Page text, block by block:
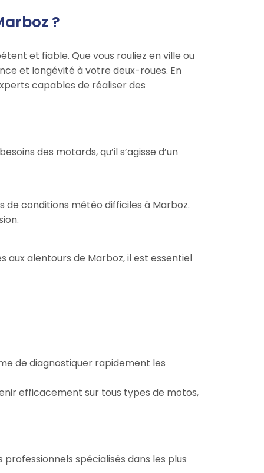
?
et fiable. Que vous rouliez en ville ou
et longévité à votre deux-roues. En
capables de réaliser des
des motards, qu’il s’agisse d’un
conditions météo difficiles à Marboz.
aux alentours de Marboz, il est essentiel
de diagnostiquer rapidement les
efficacement sur tous types de motos,
spécialisés dans les plus